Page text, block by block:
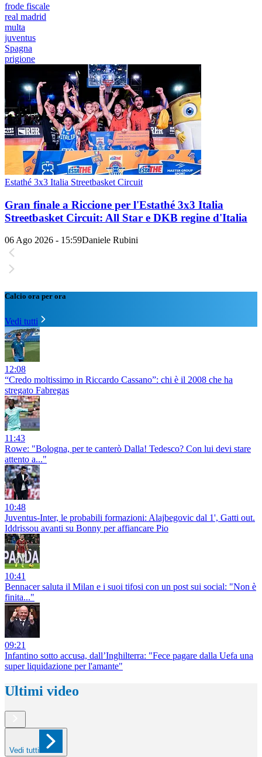
frode fiscale
real madrid
multa
juventus
Spagna
prigione
Estathé 3x3 Italia Streetbasket Circuit
Gran finale a Riccione per l'Estathé 3x3 Italia
Streetbasket Circuit: All Star e DKB regine d'Italia
06 Ago 2026 - 15:59Daniele Rubini
Calcio ora per ora
Vedi tutti
12:08
“Credo moltissimo in Riccardo Cassano”: chi è il 2008 che ha
stregato Fabregas
11:43
Rowe: "Bologna, per te canterò Dalla! Tedesco? Con lui devi stare
attento a..."
10:48
Juventus-Inter, le probabili formazioni: Alajbegovic dal 1', Gatti out.
Iddrissou avanti su Bonny per affiancare Pio
10:41
Bennacer saluta il Milan e i suoi tifosi con un post sui social: "Non è
finita..."
09:21
Infantino sotto accusa, dall’Inghilterra: "Fece pagare dalla Uefa una
super liquidazione per l'amante"
Ultimi video
Vedi tutti